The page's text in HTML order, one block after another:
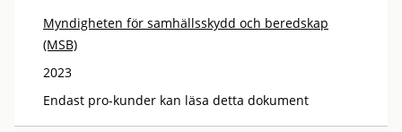
Myndigheten för samhällsskydd och beredskap
(MSB)
2023
Endast pro-kunder kan läsa detta dokument